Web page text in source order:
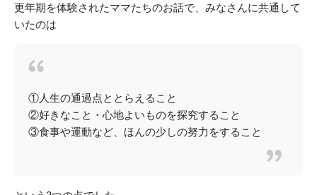
更年期を体験されたママたちのお話で、みなさんに共通して
いたのは
①人生の通過点ととらえること
②好きなこと・心地よいものを探究すること
③食事や運動など、ほんの少しの努力をすること